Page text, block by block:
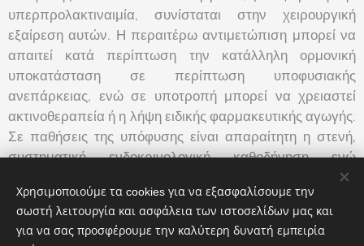
υπερπρολακτιναιμία, συνίσταται στην χειρουργική
εξαίρεση αυτών. Η περαιτέρω αντιμετώπιση μπορεί να
απαιτεί κατά περίπτωση την κατάλληλη ορμονική
υποκατάσταση σε περίπτωση υποφυσιακής
ανεπάρκειας, ενώ σε υποτροπή μπορεί να χρειαστεί
ακτινοθεραπεία ή η λήψη ειδικής φαρμακευτικής αγωγής.
Σε παθήσεις της υπόφυσης είναι απαραίτητη η στενή,
συστηματική ενδοκρινολογική καθοδήγηση ενώ
απαιτείται και στενή συνεργασία και με ιατρούς άλλων
ειδικοτήτων.
Χρησιμοποιούμε τα cookies για να εξασφαλίσουμε την
σωστή λειτουργία και ασφάλεια των ιστοσελίδων μας και
για να σας προσφέρουμε την καλύτερη δυνατή εμπειρία